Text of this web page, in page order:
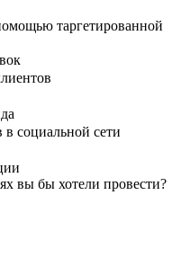
таргетированной
социальной сети
вы бы хотели провести?